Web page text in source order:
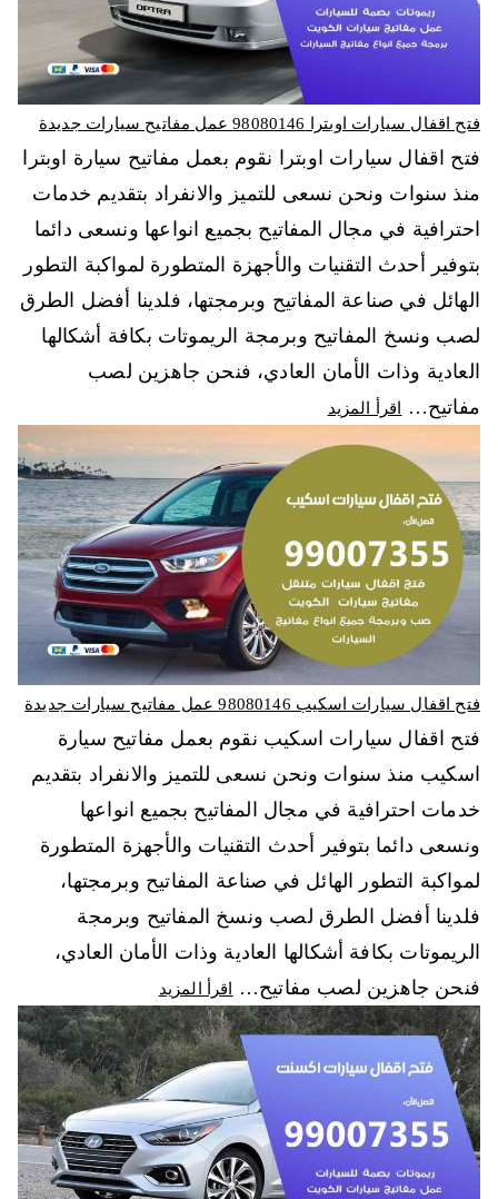
فتح اقفال سيارات اوبترا 98080146‬ عمل مفاتيح سيارات جديدة
فتح اقفال سيارات اوبترا نقوم بعمل مفاتيح سيارة اوبترا
منذ سنوات ونحن نسعى للتميز والانفراد بتقديم خدمات
احترافية في مجال المفاتيح بجميع انواعها ونسعى دائما
بتوفير أحدث التقنيات والأجهزة المتطورة لمواكبة التطور
الهائل في صناعة المفاتيح وبرمجتها، فلدينا أفضل الطرق
لصب ونسخ المفاتيح وبرمجة الريموتات بكافة أشكالها
العادية وذات الأمان العادي، فنحن جاهزين لصب
مفاتيح…
اقرأ المزيد
فتح اقفال سيارات اسكيب 98080146‬ عمل مفاتيح سيارات جديدة
فتح اقفال سيارات اسكيب نقوم بعمل مفاتيح سيارة
اسكيب منذ سنوات ونحن نسعى للتميز والانفراد بتقديم
خدمات احترافية في مجال المفاتيح بجميع انواعها
ونسعى دائما بتوفير أحدث التقنيات والأجهزة المتطورة
لمواكبة التطور الهائل في صناعة المفاتيح وبرمجتها،
فلدينا أفضل الطرق لصب ونسخ المفاتيح وبرمجة
الريموتات بكافة أشكالها العادية وذات الأمان العادي،
فنحن جاهزين لصب مفاتيح…
اقرأ المزيد